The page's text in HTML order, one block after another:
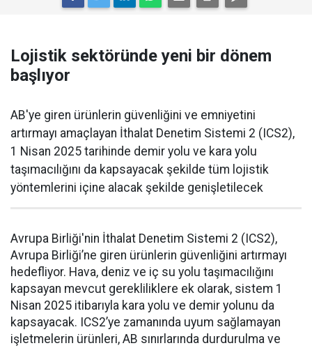
Lojistik sektöründe yeni bir dönem
başlıyor
AB'ye giren ürünlerin güvenliğini ve emniyetini
artırmayı amaçlayan İthalat Denetim Sistemi 2 (ICS2),
1 Nisan 2025 tarihinde demir yolu ve kara yolu
taşımacılığını da kapsayacak şekilde tüm lojistik
yöntemlerini içine alacak şekilde genişletilecek
Avrupa Birliği'nin İthalat Denetim Sistemi 2 (ICS2),
Avrupa Birliği’ne giren ürünlerin güvenliğini artırmayı
hedefliyor. Hava, deniz ve iç su yolu taşımacılığını
kapsayan mevcut gerekliliklere ek olarak, sistem 1
Nisan 2025 itibarıyla kara yolu ve demir yolunu da
kapsayacak. ICS2’ye zamanında uyum sağlamayan
işletmelerin ürünleri, AB sınırlarında durdurulma ve